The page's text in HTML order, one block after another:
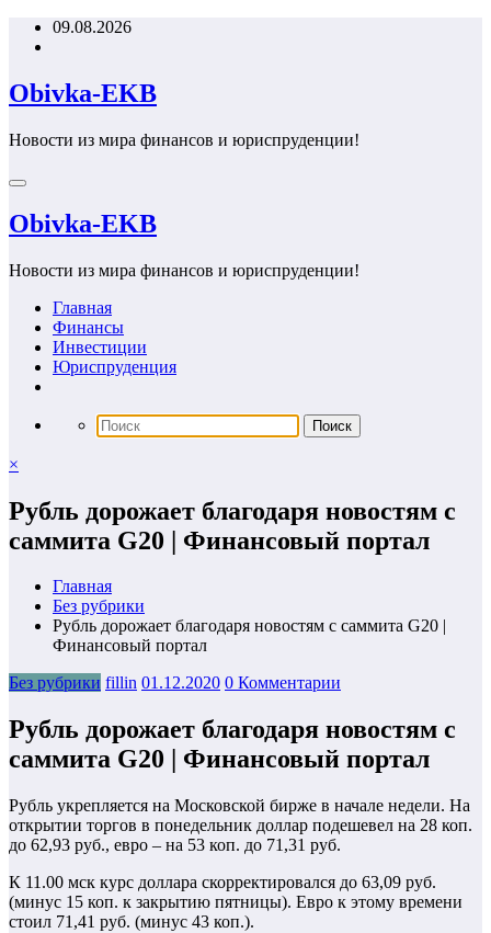
Перейти09.08.2026
Obivka-EKB
Новости из мира финансов и юриспруденции!
Obivka-EKB
Новости из мира финансов и юриспруденции!
Главная
Финансы
Инвестиции
Юриспруденция
×
Рубль дорожает благодаря новостям с
саммита G20 | Финансовый портал
Главная
Без рубрики
Рубль дорожает благодаря новостям с саммита G20 |
Финансовый портал
Без рубрики fillin 01.12.2020 0 Комментарии
Рубль дорожает благодаря новостям с
саммита G20 | Финансовый портал
Рубль укрепляется на Московской бирже в начале недели. На
открытии торгов в понедельник доллар подешевел на 28 коп.
до 62,93 руб., евро – на 53 коп. до 71,31 руб.
К 11.00 мск курс доллара скорректировалcя до 63,09 руб.
(минус 15 коп. к закрытию пятницы). Евро к этому времени
стоил 71,41 руб. (минус 43 коп.).